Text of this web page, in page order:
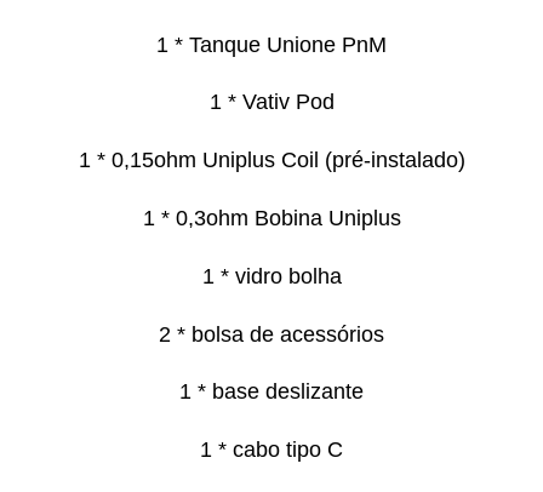
1 * Tanque Unione PnM
1 * Vativ Pod
1 * 0,15ohm Uniplus Coil (pré-instalado)
1 * 0,3ohm Bobina Uniplus
1 * vidro bolha
2 * bolsa de acessórios
1 * base deslizante
1 * cabo tipo C